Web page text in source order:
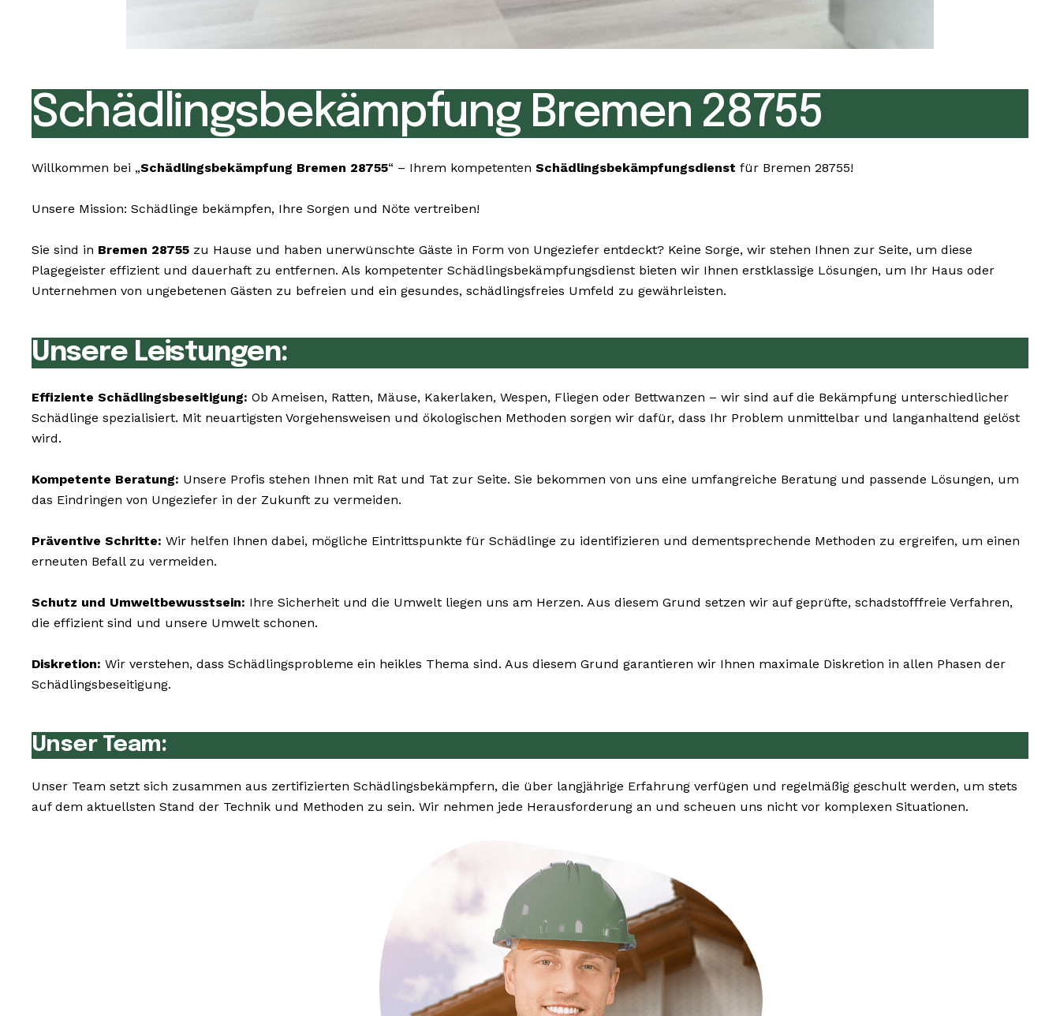
Schädlingsbekämpfung Bremen 28755
Willkommen bei „Schädlingsbekämpfung Bremen 28755“ – Ihrem kompetenten Schädlingsbekämpfungsdienst für Bremen 28755!
Unsere Mission: Schädlinge bekämpfen, Ihre Sorgen und Nöte vertreiben!
Sie sind in Bremen 28755 zu Hause und haben unerwünschte Gäste in Form von Ungeziefer entdeckt? Keine Sorge, wir stehen Ihnen zur Seite, um diese
Plagegeister effizient und dauerhaft zu entfernen. Als kompetenter Schädlingsbekämpfungsdienst bieten wir Ihnen erstklassige Lösungen, um Ihr Haus oder
Unternehmen von ungebetenen Gästen zu befreien und ein gesundes, schädlingsfreies Umfeld zu gewährleisten.
Unsere Leistungen:
Effiziente Schädlingsbeseitigung: Ob Ameisen, Ratten, Mäuse, Kakerlaken, Wespen, Fliegen oder Bettwanzen – wir sind auf die Bekämpfung unterschiedlicher
Schädlinge spezialisiert. Mit neuartigsten Vorgehensweisen und ökologischen Methoden sorgen wir dafür, dass Ihr Problem unmittelbar und langanhaltend gelöst
wird.
Kompetente Beratung: Unsere Profis stehen Ihnen mit Rat und Tat zur Seite. Sie bekommen von uns eine umfangreiche Beratung und passende Lösungen, um
das Eindringen von Ungeziefer in der Zukunft zu vermeiden.
Präventive Schritte: Wir helfen Ihnen dabei, mögliche Eintrittspunkte für Schädlinge zu identifizieren und dementsprechende Methoden zu ergreifen, um einen
erneuten Befall zu vermeiden.
Schutz und Umweltbewusstsein: Ihre Sicherheit und die Umwelt liegen uns am Herzen. Aus diesem Grund setzen wir auf geprüfte, schadstofffreie Verfahren,
die effizient sind und unsere Umwelt schonen.
Diskretion: Wir verstehen, dass Schädlingsprobleme ein heikles Thema sind. Aus diesem Grund garantieren wir Ihnen maximale Diskretion in allen Phasen der
Schädlingsbeseitigung.
Unser Team:
Unser Team setzt sich zusammen aus zertifizierten Schädlingsbekämpfern, die über langjährige Erfahrung verfügen und regelmäßig geschult werden, um stets
auf dem aktuellsten Stand der Technik und Methoden zu sein. Wir nehmen jede Herausforderung an und scheuen uns nicht vor komplexen Situationen.